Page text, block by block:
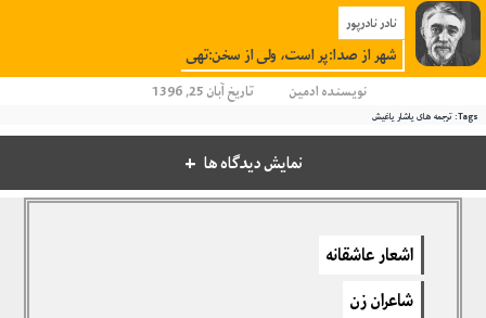
نادر نادرپور
شهر از صدا:پر است، ولی از سخن:تهی
نویسندهادمین تاریخ آبان 25, 1396
Tags: ترجمه های یاشار یاغیش
نمایش دیدگاه ها
دیدگاهتان را بنویسید
برای نوشتن دیدگاه باید
اشعار عاشقانه
شاعران زن